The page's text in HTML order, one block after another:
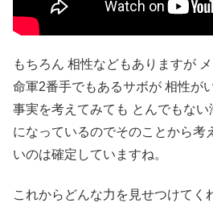
もちろん 相性などもありますが
命軍2番手でもあるサボが 相性が
事実を考えてみても とんでもな
になっているのでそのことから考
いのは確定していますね。
これからどんな力を見せつけてく